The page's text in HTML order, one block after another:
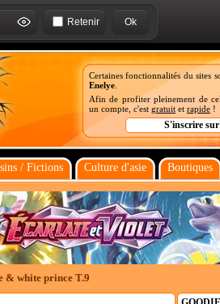
Retenir
Certaines fonctionnalités du sites
Enelye
Afin de profiter pleinement de
un compte, c'est gratuit et rapide !
/ Fictions Culture d'asie Boutiques
& white prince T.9